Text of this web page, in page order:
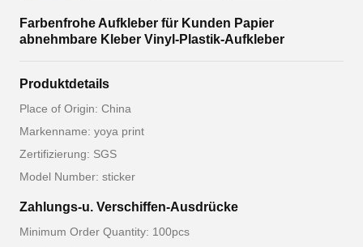
Farbenfrohe Aufkleber für Kunden Papier
abnehmbare Kleber Vinyl-Plastik-Aufkleber
Produktdetails
Place of Origin: China
Markenname: yoya print
Zertifizierung: SGS
Model Number: sticker
Zahlungs-u. Verschiffen-Ausdrücke
Minimum Order Quantity: 100pcs